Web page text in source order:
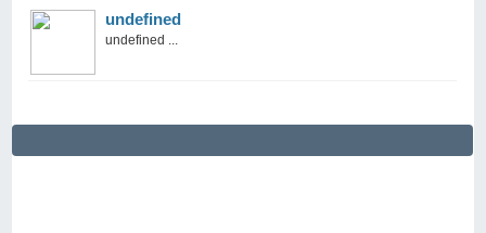
undefined
undefined ...